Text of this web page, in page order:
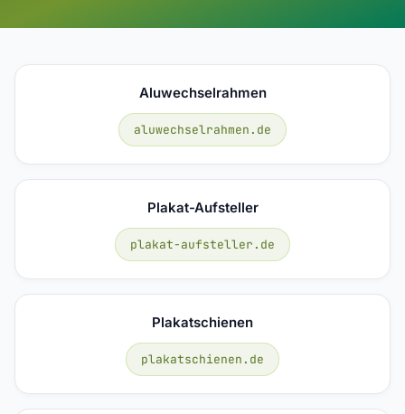
Aluwechselrahmen
aluwechselrahmen.de
Plakat-Aufsteller
plakat-aufsteller.de
Plakatschienen
plakatschienen.de